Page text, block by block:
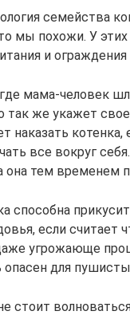
семейства
мы похожи. У
и
мама-человек
так же укажет
наказать котенка,
все вокруг
она тем временем
способна
если считает
угрожающе
для
стоит